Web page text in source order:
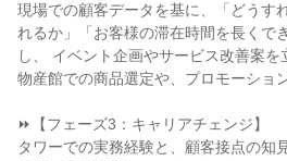
現場での顧客データを基に、「どうす
れるか」「お客様の滞在時間を長くで
し、 イベント企画やサービス改善案を
物産館での商品選定や、プロモーショ
⏩【フェーズ3：キャリアチェンジ】
タワーでの実務経験と、顧客接点の知